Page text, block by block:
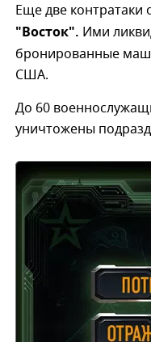
Еще две контратаки
"Восток". Ими
бронированные
США.
До 60
уничтожены